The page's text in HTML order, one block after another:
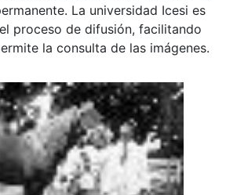
La universidad Icesi es
proceso de difusión, facilitando
la consulta de las imágenes.